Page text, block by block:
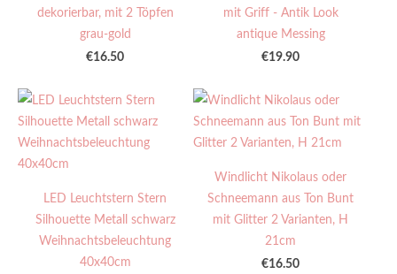
dekorierbar, mit 2 Töpfen
grau-gold
€16.50
mit Griff - Antik Look
antique Messing
€19.90
LED Leuchtstern Stern
Silhouette Metall schwarz
Weihnachtsbeleuchtung
40x40cm
Windlicht Nikolaus oder
Schneemann aus Ton Bunt
mit Glitter 2 Varianten, H
21cm
€16.50